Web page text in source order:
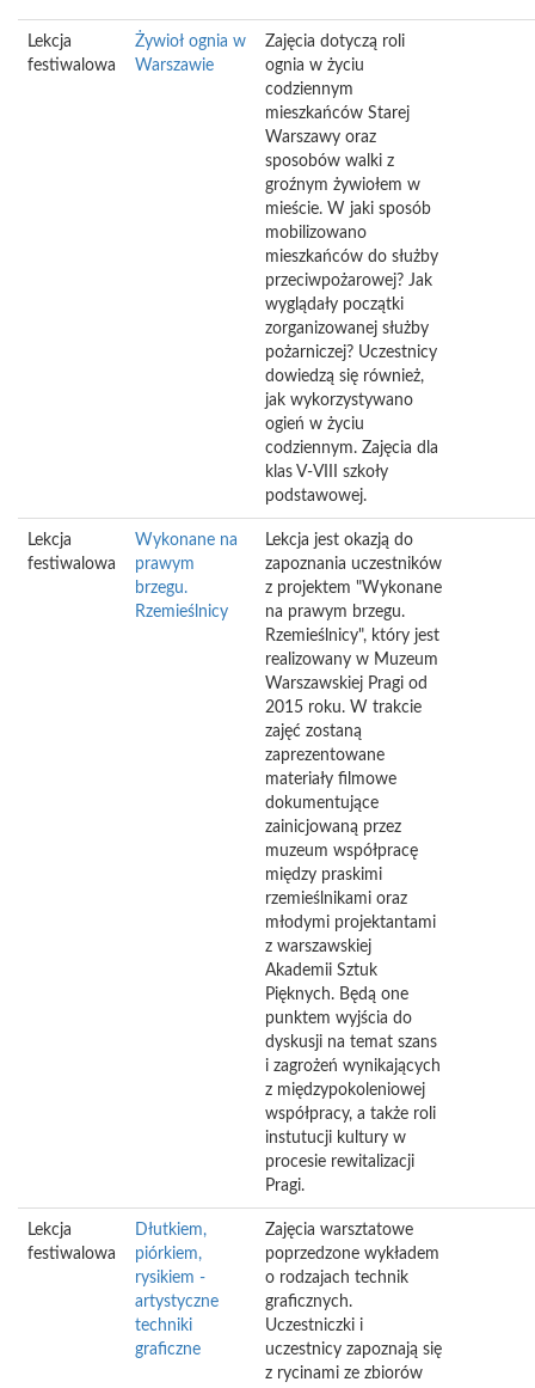
Lekcja
festiwalowa
Żywioł ognia w
Warszawie
Zajęcia dotyczą roli
ognia w życiu
codziennym
mieszkańców Starej
Warszawy oraz
sposobów walki z
groźnym żywiołem w
mieście. W jaki sposób
mobilizowano
mieszkańców do służby
przeciwpożarowej? Jak
wyglądały początki
zorganizowanej służby
pożarniczej? Uczestnicy
dowiedzą się również,
jak wykorzystywano
ogień w życiu
codziennym. Zajęcia dla
klas V-VIII szkoły
podstawowej.
Lekcja
festiwalowa
Wykonane na
prawym
brzegu.
Rzemieślnicy
Lekcja jest okazją do
zapoznania uczestników
z projektem "Wykonane
na prawym brzegu.
Rzemieślnicy", który jest
realizowany w Muzeum
Warszawskiej Pragi od
2015 roku. W trakcie
zajęć zostaną
zaprezentowane
materiały filmowe
dokumentujące
zainicjowaną przez
muzeum współpracę
między praskimi
rzemieślnikami oraz
młodymi projektantami
z warszawskiej
Akademii Sztuk
Pięknych. Będą one
punktem wyjścia do
dyskusji na temat szans
i zagrożeń wynikających
z międzypokoleniowej
współpracy, a także roli
instutucji kultury w
procesie rewitalizacji
Pragi.
Lekcja
festiwalowa
Dłutkiem,
piórkiem,
rysikiem -
artystyczne
techniki
graficzne
Zajęcia warsztatowe
poprzedzone wykładem
o rodzajach technik
graficznych.
Uczestniczki i
uczestnicy zapoznają się
z rycinami ze zbiorów